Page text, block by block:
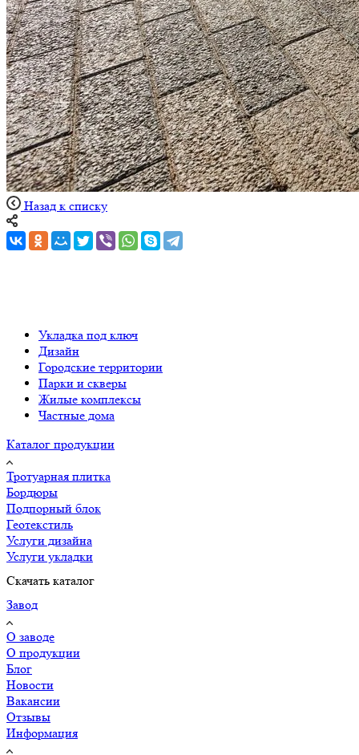
Назад к списку
Укладка под ключ
Дизайн
Городские территории
Парки и скверы
Жилые комплексы
Частные дома
Каталог продукции
Тротуарная плитка
Бордюры
Подпорный блок
Геотекстиль
Услуги дизайна
Услуги укладки
Скачать каталог
Завод
О заводе
О продукции
Блог
Новости
Вакансии
Отзывы
Информация